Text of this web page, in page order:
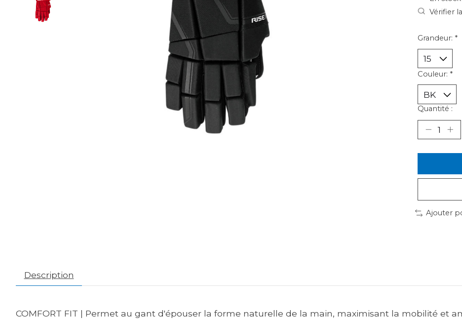
Vérifier
Grandeur: *
Couleur: *
Quantité :
Ajouter
Description
COMFORT FIT | Permet au gant d'épouser la forme naturelle de la main, maximisant la mobilité et